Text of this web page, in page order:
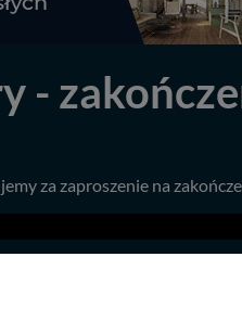
-
za zaproszenie na